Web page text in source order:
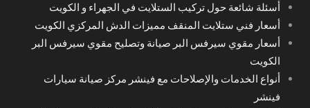
أسئلة شائعة حول تركيب الستلايت في الجهراء و الكويت
أسعار فني ستلايت المنقف مميزات الدش المركزي الكويت
أسعار مقوي سيرفس البر صيانة وتصليح مقوي سيرفس البر
الكويت
أنواع الخدمات والإصلاحات مع فينشر مركز صيانة سيارات
فينشر